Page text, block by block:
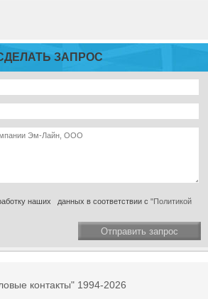
ЗАПРОС
наших данных в соответствии с "Политикой
Отправить запрос
контакты" 1994-2026